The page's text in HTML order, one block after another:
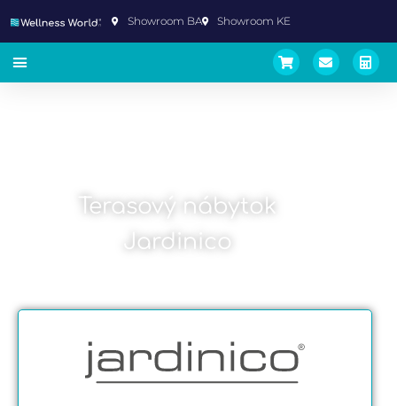
Showroom BA Showroom KE
Terasový nábytok
Jardinico